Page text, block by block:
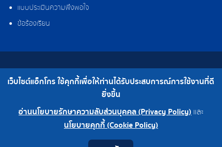
แบบประเมินความพึงพอใจ
ข้อร้องเรียน
สงวนลิขสิทธิ์ © 2562 บริษัท แอ็กโกร (ประเทศไทย) จำกัด
เบอร์โทร : 0-2308-2102 | โทรสาร : 0-2308-2487
เว็บไซต์แอ็กโกร ใช้คุกกี้เพื่อให้ท่านได้รับประสบการณ์การใช้งานที่ดี
ยิ่งขึ้น
อ่านนโยบายรักษาความลับส่วนบุคคล (Privacy Policy) และ
นโยบายคุกกี้ (Cookie Policy)
0-2308-2102
โรงงาน 0-2324-0515-6
ContactYoutube
LINE